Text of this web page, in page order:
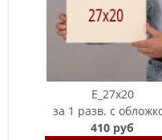
E_27x20
за 1 разв. с
410 руб